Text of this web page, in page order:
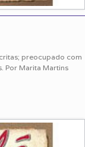
preocupado com
Por Marita Martins